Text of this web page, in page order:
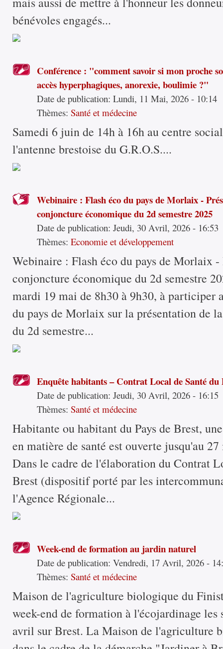
bénévoles engagés...
Conférence : "comment savoir si mon proche
accès hyperphagiques, anorexie, boulimie ?"
Date de publication:Lundi, 11 Mai, 2026 - 10:14
Thèmes:Santé et médecine
Samedi 6 juin de 14h à 16h au centre
l'antenne brestoise du G.R.O.S....
Webinaire : Flash éco du pays de Morlaix -
conjoncture économique du 2d semestre 2025
Date de publication:Jeudi, 30 Avril, 2026 - 16:53
Thèmes:Economie et développement
Webinaire : Flash éco du pays de Morlaix
conjoncture économique du 2d semestre
mardi 19 mai de 8h30 à 9h30, à participer
du pays de Morlaix sur la présentation de
du 2d semestre...
Enquête habitants – Contrat Local de Santé du
Date de publication:Jeudi, 30 Avril, 2026 - 16:15
Thèmes:Santé et médecine
Habitante ou habitant du Pays de Brest,
en matière de santé est ouverte jusqu'au
Dans le cadre de l'élaboration du Contrat
Brest (dispositif porté par les
l'Agence Régionale...
Week-end de formation au jardin naturel
Date de publication:Vendredi, 17 Avril, 2026 -
Thèmes:Santé et médecine
Maison de l'agriculture biologique du
week-end de formation à l'écojardinage
avril sur Brest. La Maison de l'agriculture